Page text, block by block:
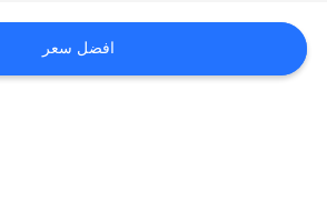
خريطة
افضل سعر